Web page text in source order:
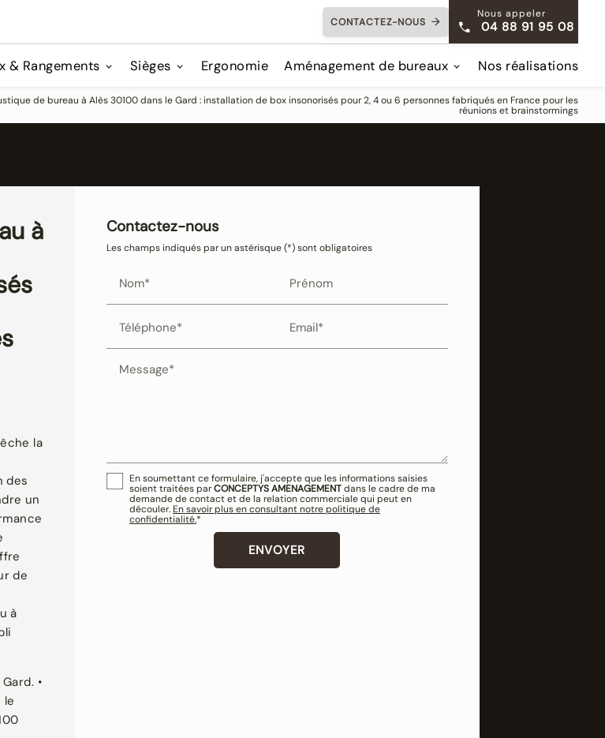
CONTACTEZ-NOUS
Nous appeler
04 88 91 95 08
& Rangements Sièges Ergonomie Aménagement de bureaux Nos réalisations
de bureau à Alès 30100 dans le Gard : installation de box insonorisés pour 2, 4 ou 6 personnes fabriqués en France pour les
réunions et brainstormings
à
la
des
un
de
à
•
le
Contactez-nous
Les champs indiqués par un astérisque (*) sont obligatoires
Nom* Prénom
Téléphone* Email*
Message*
En soumettant ce formulaire, j'accepte que les informations saisies
soient traitées parCONCEPTYS AMENAGEMENT dans le cadre de ma
demande de contact et de la relation commerciale qui peut en
découler. En savoir plus en consultant notre politique de
confidentialité.*